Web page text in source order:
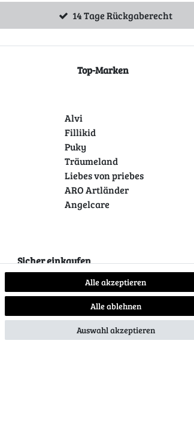
14 Tage Rückgaberecht
Top-Marken
Alvi
Fillikid
Puky
Träumeland
Liebes von priebes
ARO Artländer
Angelcare
Sicher einkaufen
Alle akzeptieren
Alle ablehnen
Auswahl akzeptieren